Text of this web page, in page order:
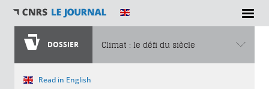
DOSSIER Climat : le défi du siècle
Vous êtes ici
Read in English